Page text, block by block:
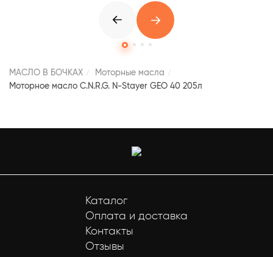
МАСЛО В БОЧКАХ
Моторные масла
Моторное масло C.N.R.G. N-Stayer GEO 40 205л
Каталог
Оплата и доставка
Контакты
Отзывы